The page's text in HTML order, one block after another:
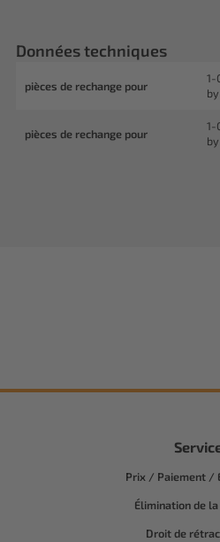
Données techniques
pièces de rechange pour
1-
pièces de rechange pour
1-
Prix / Paiement /
Élimination de
Droit de